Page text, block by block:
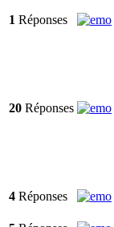
1 Réponses
20 Réponses
4 Réponses